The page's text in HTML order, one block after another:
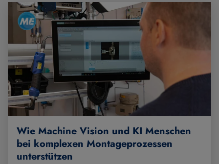
Wie Machine Vision und KI Menschen
bei komplexen Montageprozessen
unterstützen